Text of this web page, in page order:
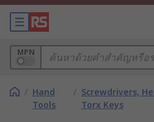
MPN
/ Hand
Tools
/ Screwdrivers,
Torx Keys